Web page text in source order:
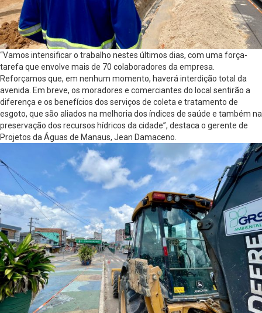
“Vamos intensificar o trabalho nestes últimos dias, com uma força-
tarefa que envolve mais de 70 colaboradores da empresa.
Reforçamos que, em nenhum momento, haverá interdição total da
avenida. Em breve, os moradores e comerciantes do local sentirão a
diferença e os benefícios dos serviços de coleta e tratamento de
esgoto, que são aliados na melhoria dos índices de saúde e também na
preservação dos recursos hídricos da cidade”, destaca o gerente de
Projetos da Águas de Manaus, Jean Damaceno.